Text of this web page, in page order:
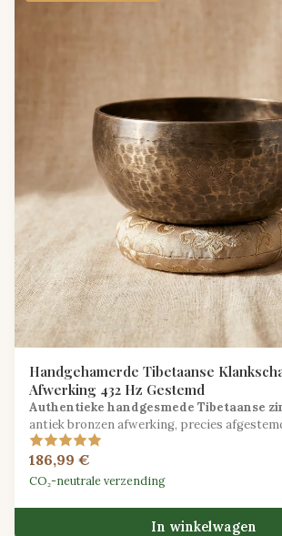
Handgehamerde Tibetaanse
Afwerking 432 Hz Gestemd
Authentieke handgesmede Tibetaanse
antiek bronzen afwerking, precies
traditionele klanktherapie.
186,99 €
CO₂-neutrale verzending
In winkelwagen